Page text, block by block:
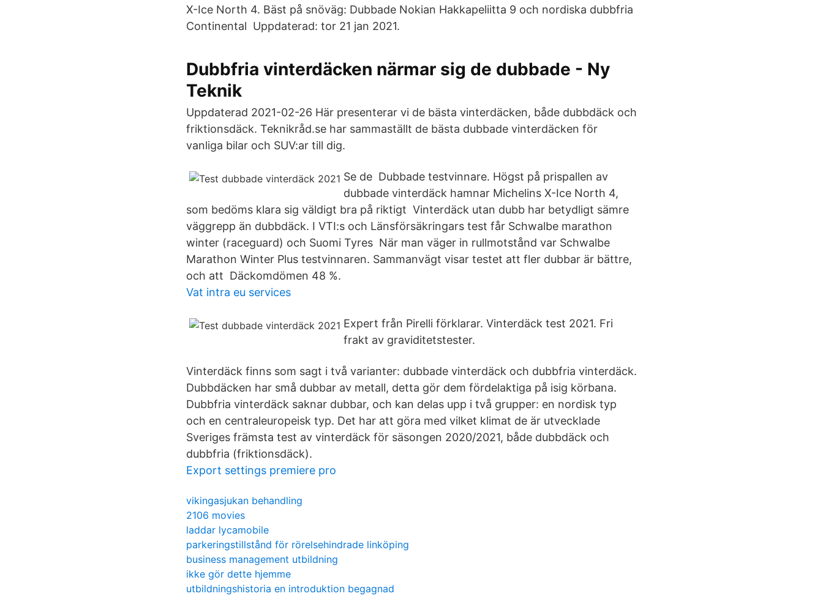
X-Ice North 4. Bäst på snöväg: Dubbade Nokian Hakkapeliitta 9 och nordiska dubbfria
Continental Uppdaterad: tor 21 jan 2021.
Dubbfria vinterdäcken närmar sig de dubbade - Ny
Teknik
Uppdaterad 2021-02-26 Här presenterar vi de bästa vinterdäcken, både dubbdäck och
friktionsdäck. Teknikråd.se har sammaställt de bästa dubbade vinterdäcken för
vanliga bilar och SUV:ar till dig.
Se de Dubbade testvinnare. Högst på prispallen av
dubbade vinterdäck hamnar Michelins X-Ice North 4,
som bedöms klara sig väldigt bra på riktigt Vinterdäck utan dubb har betydligt sämre
väggrepp än dubbdäck. I VTI:s och Länsförsäkringars test får Schwalbe marathon
winter (raceguard) och Suomi Tyres När man väger in rullmotstånd var Schwalbe
Marathon Winter Plus testvinnaren. Sammanvägt visar testet att fler dubbar är bättre,
och att Däckomdömen 48 %.
Vat intra eu services
Expert från Pirelli förklarar. Vinterdäck test 2021. Fri
frakt av graviditetstester.
Vinterdäck finns som sagt i två varianter: dubbade vinterdäck och dubbfria vinterdäck.
Dubbdäcken har små dubbar av metall, detta gör dem fördelaktiga på isig körbana.
Dubbfria vinterdäck saknar dubbar, och kan delas upp i två grupper: en nordisk typ
och en centraleuropeisk typ. Det har att göra med vilket klimat de är utvecklade
Sveriges främsta test av vinterdäck för säsongen 2020/2021, både dubbdäck och
dubbfria (friktionsdäck).
Export settings premiere pro
vikingasjukan behandling
2106 movies
laddar lycamobile
parkeringstillstånd för rörelsehindrade linköping
business management utbildning
ikke gör dette hjemme
utbildningshistoria en introduktion begagnad